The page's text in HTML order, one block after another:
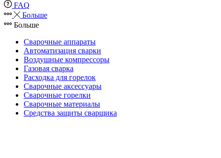
FAQ
Больше
Больше
Сварочные аппараты
Автоматизация сварки
Воздушные компрессоры
Газовая сварка
Расходка для горелок
Сварочные аксессуары
Сварочные горелки
Сварочные материалы
Средства защиты сварщика